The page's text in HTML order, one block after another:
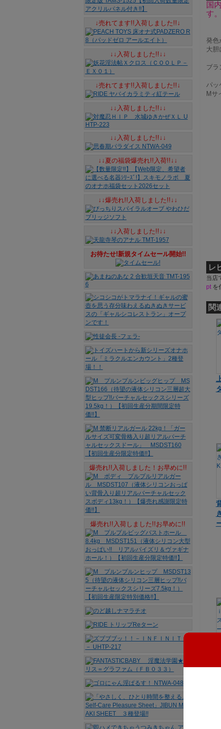
国
す
発色
大胆
ブラ
パッ
Mサ
レ
当店
ptを
関
↓売れてます!!入荷しました!!↓
↓↓入荷しました!!↓↓
↓売れてます!!入荷しました!!↓
↓↓入荷しました!!↓↓
↓↓入荷しました!!↓↓
↓↓夏の福袋爆売れ!!入荷!!↓↓
↓↓爆売れ!!入荷しました!!↓↓
↓↓入荷しました!!↓↓
お待たせ!新規タイムセール開始!!
爆売れ!!入荷しました！お早めに!!
爆売れ!!入荷しました!!お早めに!!